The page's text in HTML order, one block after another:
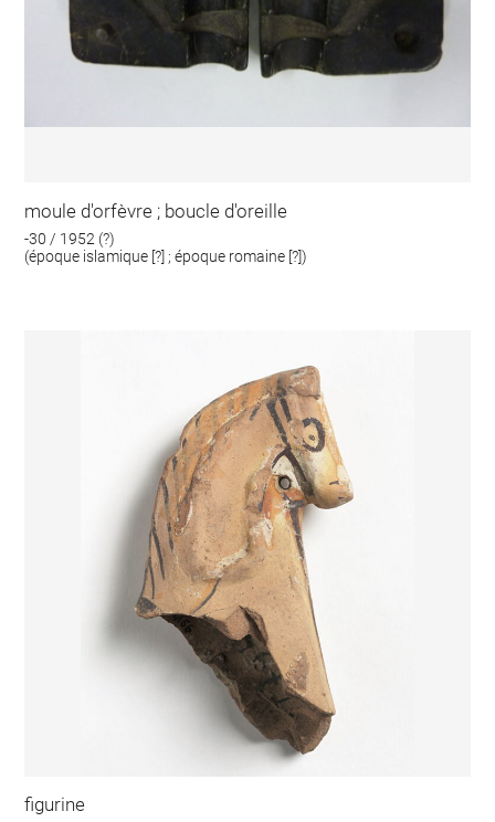
moule d'orfèvre ; boucle d'oreille
-30 / 1952 (?)
(époque islamique [?] ; époque romaine [?])
figurine